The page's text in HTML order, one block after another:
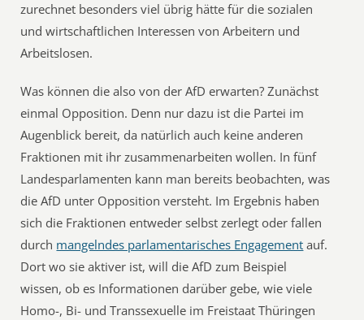
zurechnet besonders viel übrig hätte für die sozialen
und wirtschaftlichen Interessen von Arbeitern und
Arbeitslosen.
Was können die also von der AfD erwarten? Zunächst
einmal Opposition. Denn nur dazu ist die Partei im
Augenblick bereit, da natürlich auch keine anderen
Fraktionen mit ihr zusammenarbeiten wollen. In fünf
Landesparlamenten kann man bereits beobachten, was
die AfD unter Opposition versteht. Im Ergebnis haben
sich die Fraktionen entweder selbst zerlegt oder fallen
durch mangelndes parlamentarisches Engagement auf.
Dort wo sie aktiver ist, will die AfD zum Beispiel
wissen, ob es Informationen darüber gebe, wie viele
Homo-, Bi- und Transsexuelle im Freistaat Thüringen